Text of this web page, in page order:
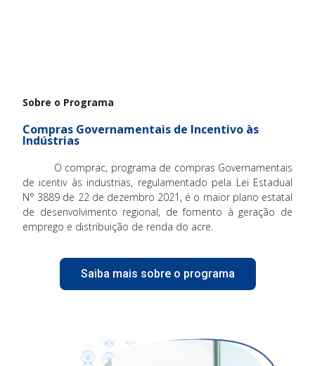
Sobre o Programa
Compras Governamentais de Incentivo às
Indústrias
O comprac, programa de compras Governamentais
de icentiv às industrias, regulamentado pela Lei Estadual
N° 3889 de 22 de dezembro 2021, é o maior plano estatal
de desenvolvimento regional, de fomento à geração de
emprego e distribuição de renda do acre.
Saiba mais sobre o programa